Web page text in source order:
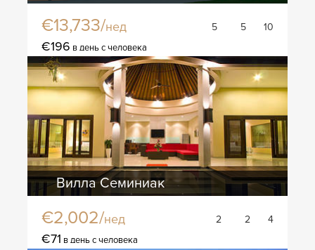
€13,733/нед 5 5 10
€196 в день с человека
Вилла Семиниак
€2,002/нед 2 2 4
€71 в день с человека